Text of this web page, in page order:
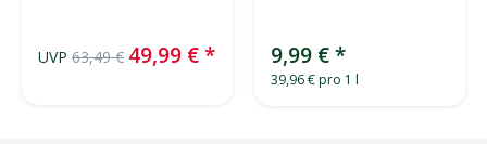
UVP 63,49 € 49,99 €* 9,99 €*
39,96 € pro 1 l